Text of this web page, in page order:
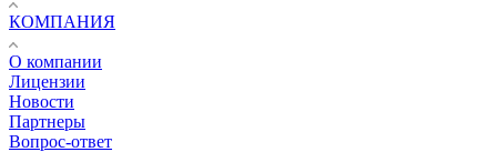
КОМПАНИЯ
О компании
Лицензии
Новости
Партнеры
Вопрос-ответ